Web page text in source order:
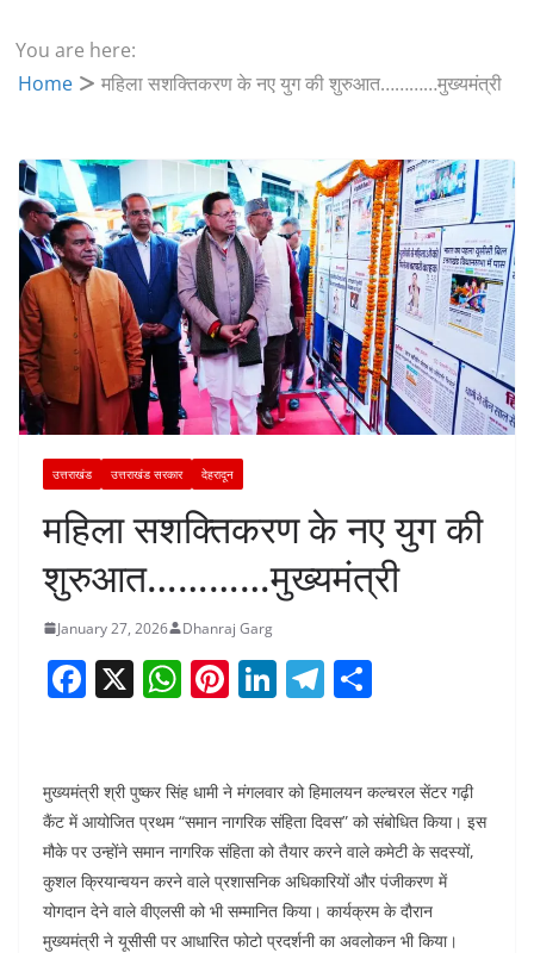
You are here:
Home
महिला सशक्तिकरण के नए युग की शुरुआत…………मुख्यमंत्री
उत्तराखंड उत्तराखंड सरकार देहरादून
महिला सशक्तिकरण के नए युग की
शुरुआत…………मुख्यमंत्री
January 27, 2026 Dhanraj Garg
F
e
b
o
o
X W
s
A
p
p
Pi
e
st
Li
e
dI
n
T
gr
a
m
e
मुख्यमंत्री श्री पुष्कर सिंह धामी ने मंगलवार को हिमालयन कल्चरल सेंटर गढ़ी
कैंट में आयोजित प्रथम “समान नागरिक संहिता दिवस” को संबोधित किया। इस
मौके पर उन्होंने समान नागरिक संहिता को तैयार करने वाले कमेटी के सदस्यों,
कुशल क्रियान्वयन करने वाले प्रशासनिक अधिकारियों और पंजीकरण में
योगदान देने वाले वीएलसी को भी सम्मानित किया। कार्यक्रम के दौरान
मुख्यमंत्री ने यूसीसी पर आधारित फोटो प्रदर्शनी का अवलोकन भी किया।